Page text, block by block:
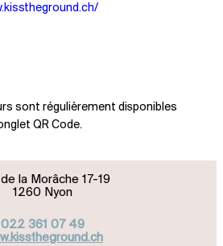
sont régulièrement disponibles
QR Code.
la Morâche 17-19
1260 Nyon
022 361 07 49